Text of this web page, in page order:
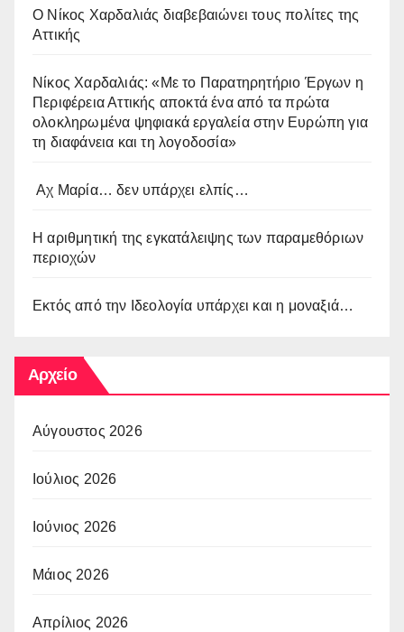
O Νίκος Χαρδαλιάς διαβεβαιώνει τους πολίτες της
Αττικής
Νίκος Χαρδαλιάς: «Με το Παρατηρητήριο Έργων η
Περιφέρεια Αττικής αποκτά ένα από τα πρώτα
ολοκληρωμένα ψηφιακά εργαλεία στην Ευρώπη για
τη διαφάνεια και τη λογοδοσία»
Αχ Μαρία… δεν υπάρχει ελπίς…
Η αριθμητική της εγκατάλειψης των παραμεθόριων
περιοχών
Εκτός από την Ιδεολογία υπάρχει και η μοναξιά…
Αρχείο
Αύγουστος 2026
Ιούλιος 2026
Ιούνιος 2026
Μάιος 2026
Απρίλιος 2026